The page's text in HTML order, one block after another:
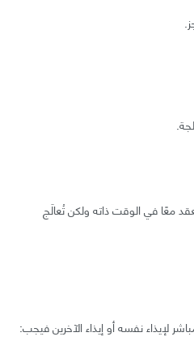
معًا في الوقت ذاته ولكن تُعالَج
لإيذاء نفسه أو إيذاء الآخرين فيجب: